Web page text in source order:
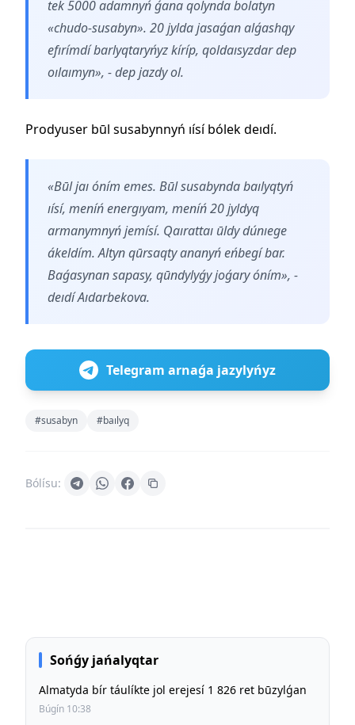
tek 5000 adamnyń ǵana qolynda bolatyn
«chudo-susabyn». 20 jylda jasaǵan alǵashqy
efırímdí barlyqtaryńyz kíríp, qoldaısyzdar dep
oılaımyn», - dep jazdy ol.
Prodyuser būl susabynnyń ıísí bólek deıdí.
«Būl jaı óním emes. Būl susabynda baılyqtyń
ıísí, meníń energıyam, meníń 20 jyldyq
armanymnyń jemísí. Qaırattaı ūldy dúnıege
ákeldím. Altyn qūrsaqty ananyń eńbegí bar.
Baǵasynan sapasy, qūndylyǵy joǵary óním», -
deıdí Aıdarbekova.
Telegram arnaǵa jazylyńyz
#susabyn #baılyq
Bólísu:
Sońǵy jańalyqtar
Almatyda bír táulíkte jol erejesí 1 826 ret būzylǵan
Búgín 10:38